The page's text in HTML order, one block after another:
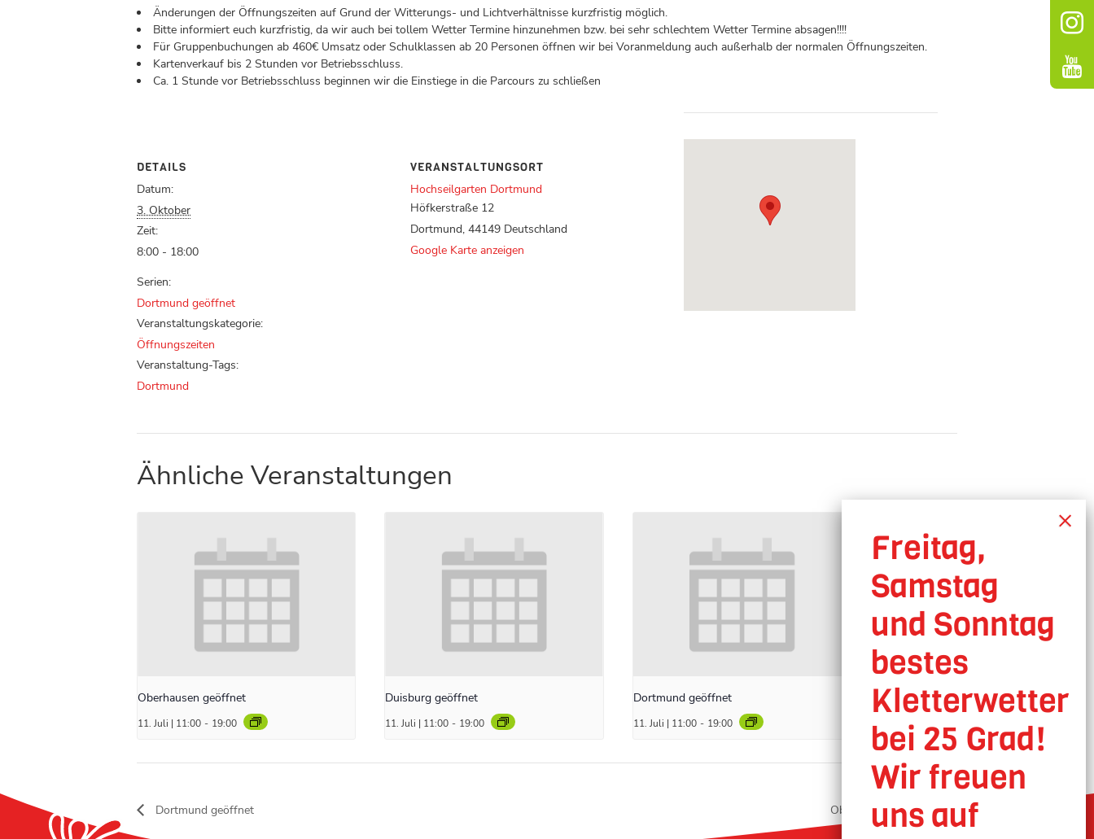
Änderungen der Öffnungszeiten auf Grund der Witterungs- und Lichtverhältnisse kurzfristig möglich.
Bitte informiert euch kurzfristig, da wir auch bei tollem Wetter Termine hinzunehmen bzw. bei sehr schlechtem Wetter Termine absagen!!!!
Für Gruppenbuchungen ab 460€ Umsatz oder Schulklassen ab 20 Personen öffnen wir bei Voranmeldung auch außerhalb der normalen Öffnungszeiten.
Kartenverkauf bis 2 Stunden vor Betriebsschluss.
Ca. 1 Stunde vor Betriebsschluss beginnen wir die Einstiege in die Parcours zu schließen
DETAILS
Datum:
3. Oktober
Zeit:
8:00 - 18:00
Serien:
Dortmund geöffnet
Veranstaltungskategorie:
Öffnungszeiten
Veranstaltung-Tags:
Dortmund
VERANSTALTUNGSORT
Hochseilgarten Dortmund
Höfkerstraße 12
Dortmund, 44149 Deutschland
Google Karte anzeigen
Ähnliche Veranstaltungen
Oberhausen geöffnet
11. Juli | 11:00 - 19:00
Duisburg geöffnet
11. Juli | 11:00 - 19:00
Dortmund geöffnet
11. Juli | 11:00 - 19:00
Dortmund geöffnet Oberhausen geöffnet